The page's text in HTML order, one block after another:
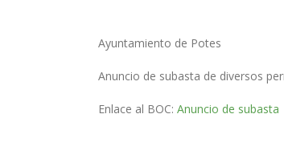
Ayuntamiento de Potes
Anuncio de subasta de diversos
Enlace al BOC: Anuncio de subasta